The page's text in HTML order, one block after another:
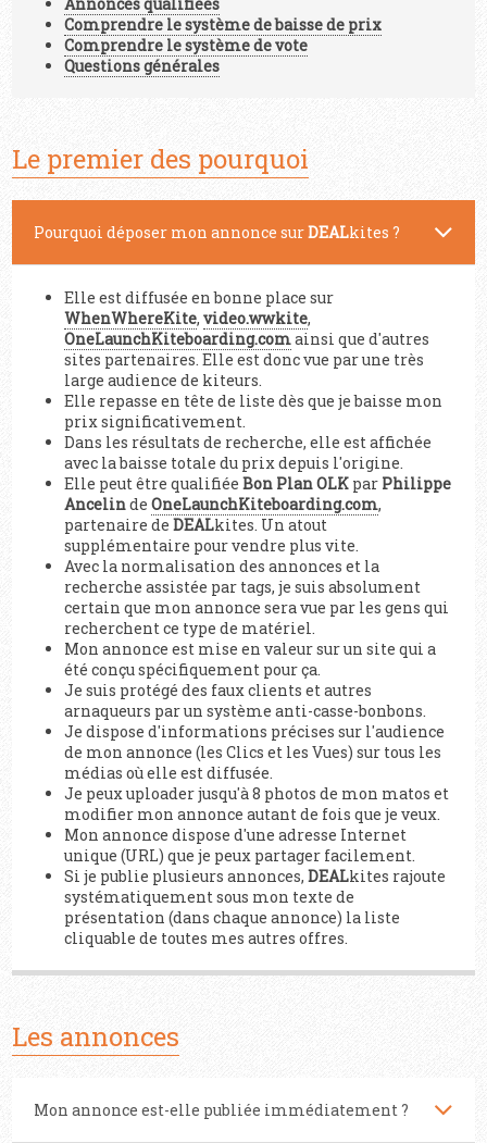
Comprendre le système de baisse de prix
Comprendre le système de vote
Questions générales
Le premier des pourquoi
Pourquoi déposer mon annonce surDEALkites ?
Elle est diffusée en bonne place sur
WhenWhereKite,video.wwkite,
OneLaunchKiteboarding.comainsi que d'autres
sites partenaires. Elle est donc vue par une très
large audience de kiteurs.
Elle repasse en tête de liste dès que je baisse mon
prix significativement.
Dans les résultats de recherche, elle est affichée
avec la baisse totale du prix depuis l'origine.
Elle peut être qualifiéeBon Plan OLK par Philippe
AncelindeOneLaunchKiteboarding.com,
partenaire deDEALkites. Un atout
supplémentaire pour vendre plus vite.
Avec la normalisation des annonces et la
recherche assistée par tags, je suis absolument
certain que mon annonce sera vue par les gens qui
recherchent ce type de matériel.
Mon annonce est mise en valeur sur un site qui a
été conçu spécifiquement pour ça.
Je suis protégé des faux clients et autres
arnaqueurs par un système anti-casse-bonbons.
Je dispose d'informations précises sur l'audience
de mon annonce (les Clics et les Vues) sur tous les
médias où elle est diffusée.
Je peux uploader jusqu'à 8 photos de mon matos et
modifier mon annonce autant de fois que je veux.
Mon annonce dispose d'une adresse Internet
unique (URL) que je peux partager facilement.
Si je publie plusieurs annonces,DEALkites rajoute
systématiquement sous mon texte de
présentation (dans chaque annonce) la liste
cliquable de toutes mes autres offres.
Les annonces
Mon annonce est-elle publiée immédiatement ?